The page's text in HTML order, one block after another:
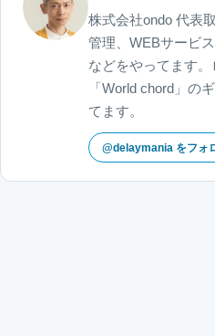
株式会社ondo 代表
管理、WEBサービ
などをやってます。
「World chord」の
てます。
@delaymania をフォ